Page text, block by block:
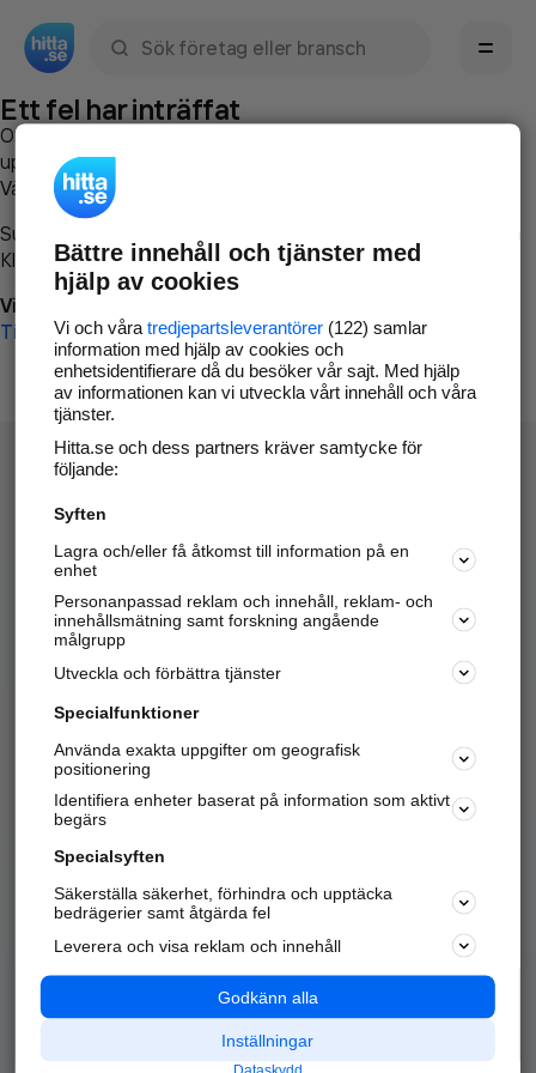
Ett fel har inträffat
Om du vill kan du
uppstod så att vi lättare och snabbare kan avhjälpa det.
Vänligen försök med följande:
Surfa till
Klicka påTillbaka-knappen i webbläsaren och försök igen
Vi beklagar besväret!
Till startsidan
Hitta.se - Gratis nummerupplysning.
Sök företag, personer och platser.
Hitta telefonnummer, adresser, företagsinfo mm.
Marknadsför företaget
Kom igång och annonsera mot
samarbetspartners nära dig.
Alla kategorier
Populära sökningar
API & Kartor
Annonsera
Integritet
Nödnummer
Bättre innehåll och tjänster med
hjälp av cookies
Vi och våra tredjepartsleverantörer(122) samlar
information med hjälp av cookies och
enhetsidentifierare då du besöker vår sajt. Med hjälp
av informationen kan vi utveckla vårt innehåll och våra
tjänster.
Hitta.se och dess partners kräver samtycke för
följande:
Syften
Lagra och/eller få åtkomst till information på en
enhet
Personanpassad reklam och innehåll, reklam- och
innehållsmätning samt forskning angående
målgrupp
Utveckla och förbättra tjänster
Specialfunktioner
Använda exakta uppgifter om geografisk
positionering
Identifiera enheter baserat på information som aktivt
begärs
Specialsyften
Säkerställa säkerhet, förhindra och upptäcka
bedrägerier samt åtgärda fel
Leverera och visa reklam och innehåll
Godkänn alla
Inställningar
Dataskydd